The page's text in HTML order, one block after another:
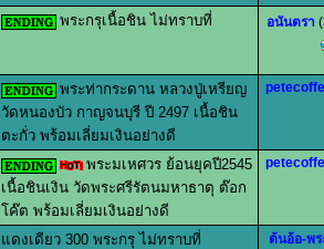
พระกรุเนื้อชิน ไม่ทราบที่ อนันตรา (
พระท่ากระดาน หลวงปู่เหรียญ
วัดหนองบัว กาญจนบุรี ปี 2497 เนื้อชิน
ตะกั่ว พร้อมเลี่ยมเงินอย่างดี
พระมเหศวร ย้อนยุคปี2545
เนื้อชินเงิน วัดพระศรีรัตนมหาธาตุ ต๊อก
โค๊ต พร้อมเลี่ยมเงินอย่างดี
แดงเดียว 300 พระกรุ ไม่ทราบที่ ต้นอ้อ-พร